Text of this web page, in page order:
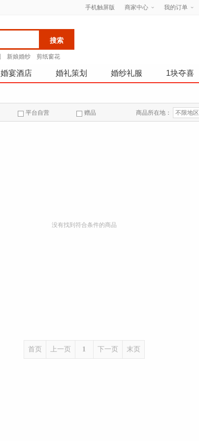
手机触屏版 商家中心 我的订单
新娘婚纱 剪纸窗花
婚宴酒店 婚礼策划 婚纱礼服 1块夺喜
平台自营 赠品 商品所在地： 不限地区
没有找到符合条件的商品
首页 上一页 1 下一页 末页